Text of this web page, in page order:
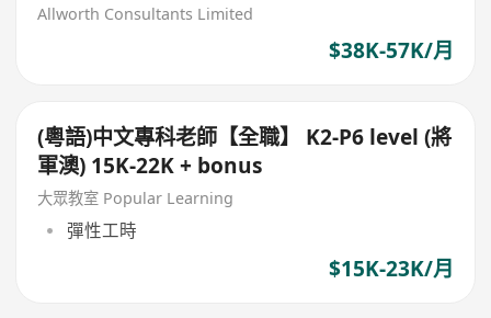
Allworth Consultants Limited
$38K-57K/月
(粵語)中文專科老師【全職】 K2-P6 level (將
軍澳) 15K-22K + bonus
大眾教室 Popular Learning
彈性工時
$15K-23K/月